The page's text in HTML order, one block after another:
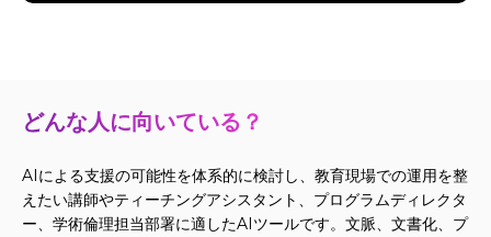
どんな人に向いている？
AIによる支援の可能性を体系的に検討し、教育現場での運用を整
えたい講師やティーチングアシスタント、プログラムディレクタ
ー、学術倫理担当部署に適したAIツールです。文脈、文書化、プ